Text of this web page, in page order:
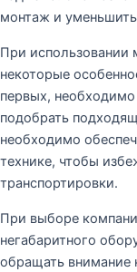
монтаж и
При
некоторые
первых, необходимо
подобрать
необходимо
технике, чтобы
транспортировки.
При выборе
негабаритного
обращать внимание